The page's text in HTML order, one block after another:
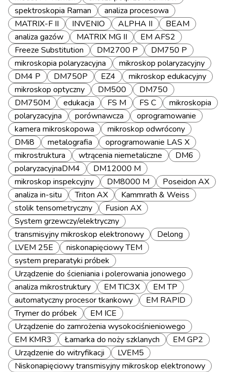
spektroskopia Raman
analiza procesowa
MATRIX-F II
INVENIO ALPHA II
BEAM
analiza gazów
MATRIX MG II
EM AFS2
Freeze Substitution
DM2700 P
DM750 P
mikroskopia polaryzacyjna
mikroskop polaryzacyjny
DM4 P
DM750P EZ4
mikroskop edukacyjny
mikroskop optyczny
DM500
DM750
DM750M
edukacja FS M FS C
mikroskopia
polaryzacyjna
porównawcza
oprogramowanie
kamera mikroskopowa
mikroskop odwrócony
DMi8
metalografia
oprogramowanie LAS X
mikrostruktura
wtrącenia niemetaliczne
DM6
polaryzacyjnaDM4
DM12000 M
mikroskop inspekcyjny
DM8000 M
Poseidon AX
analiza in-situ
Triton AX
Kammrath & Weiss
stolik tensometryczny
Fusion AX
System grzewczy/elektryczny
transmisyjny mikroskop elektronowy
Delong
LVEM 25E
niskonapięciowy TEM
system preparatyki próbek
Urządzenie do ścieniania i polerowania jonowego
analiza mikrostruktury
EM TIC3X
EM TP
automatyczny procesor tkankowy
EM RAPID
Trymer do próbek
EM ICE
Urządzenie do zamrożenia wysokociśnieniowego
EM KMR3
Łamarka do noży szklanych
EM GP2
Urządzenie do witryfikacji
LVEM5
Niskonapięciowy transmisyjny mikroskop elektronowy